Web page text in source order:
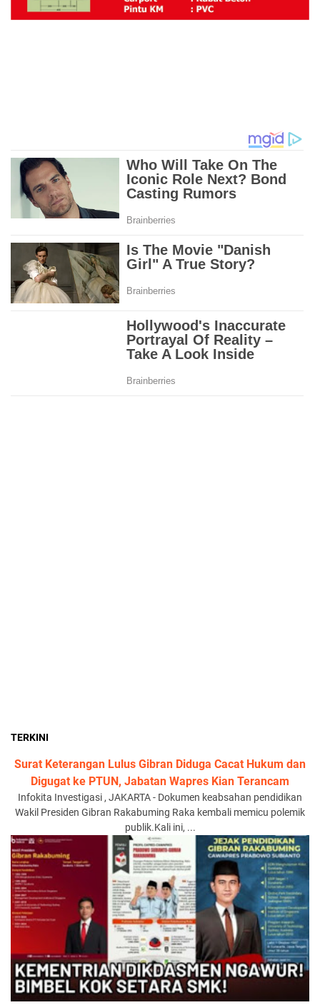
TERKINI
Surat Keterangan Lulus Gibran Diduga Cacat Hukum dan
Digugat ke PTUN, Jabatan Wapres Kian Terancam
Infokita Investigasi , JAKARTA - Dokumen keabsahan pendidikan
Wakil Presiden Gibran Rakabuming Raka kembali memicu polemik
publik.Kali ini, ...